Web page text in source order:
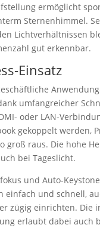
ermöglicht
Sternenhimmel.
Lichtverhältnissen
gut erkennbar.
Einsatz
umfangreicher
oder LAN-
gekoppelt werden,
groß raus. Die hohe
bei Tageslicht.
und Auto-
einfach und schnell,
zügig einrichten. Die
erlaubt dabei auch